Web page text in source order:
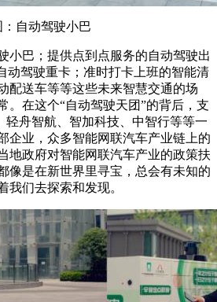
：自动驾驶小巴
小巴；提供点到点服务的自动驾驶出
动驾驶重卡；准时打卡上班的智能清
配送车等等这些未来智慧交通的场
。在这个“自动驾驶天团”的背后，支
轻舟智航、智加科技、中智行等等一
企业，众多智能网联汽车产业链上的
地政府对智能网联汽车产业的政策扶
像是在新世界里寻宝，总会有未知的
我们去探索和发现。